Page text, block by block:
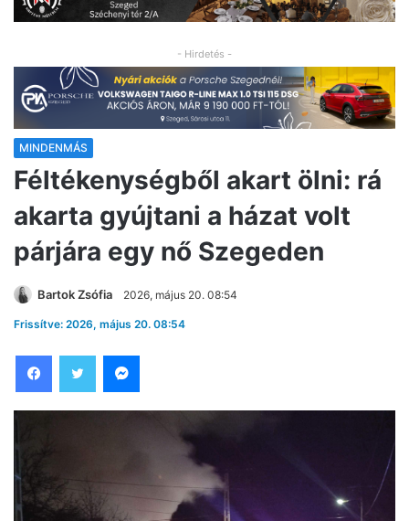
- Hirdetés -
MINDENMÁS
Féltékenységből akart ölni: rá
akarta gyújtani a házat volt
párjára egy nő Szegeden
Bartok Zsófia 2026, május 20. 08:54
Frissítve: 2026, május 20. 08:54